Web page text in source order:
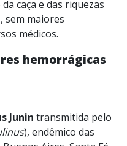
caça e das riquezas
sem maiores
médicos.
hemorrágicas
Junin transmitida pelo
), endêmico das